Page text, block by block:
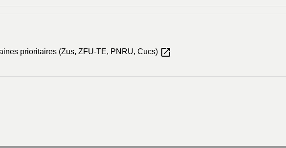
prioritaires (Zus, ZFU-TE, PNRU, Cucs) open_in_new